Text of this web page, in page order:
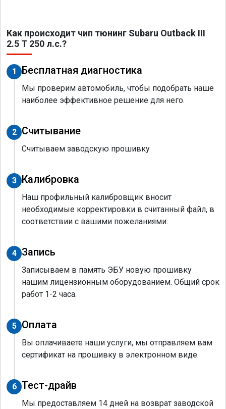
Как происходит чип тюнинг Subaru Outback III
2.5 T 250 л.с.?
1 Бесплатная диагностика
Мы проверим автомобиль, чтобы подобрать наше
наиболее эффективное решение для него.
2 Считывание
Считываем заводскую прошивку
3 Калибровка
Наш профильный калибровщик вносит
необходимые корректировки в считанный файл, в
соответствии с вашими пожеланиями.
4 Запись
Записываем в память ЭБУ новую прошивку
нашим лицензионным оборудованием. Общий срок
работ 1-2 часа.
5 Оплата
Вы оплачиваете наши услуги, мы отправляем вам
сертификат на прошивку в электронном виде.
6 Тест-драйв
Мы предоставляем 14 дней на возврат заводской